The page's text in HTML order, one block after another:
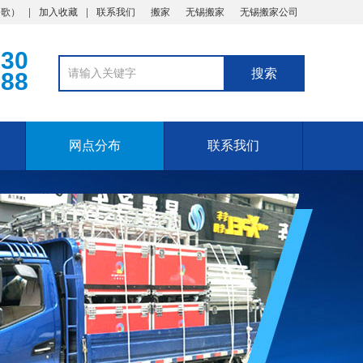
） 加入收藏 联系我们 搬家 无锡搬家 无锡搬家公司
网点分布 联系我们